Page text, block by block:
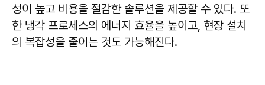
성이 높고 비용을 절감한 솔루션을 제공할 수 있다. 또
한 냉각 프로세스의 에너지 효율을 높이고, 현장 설치
의 복잡성을 줄이는 것도 가능해진다.